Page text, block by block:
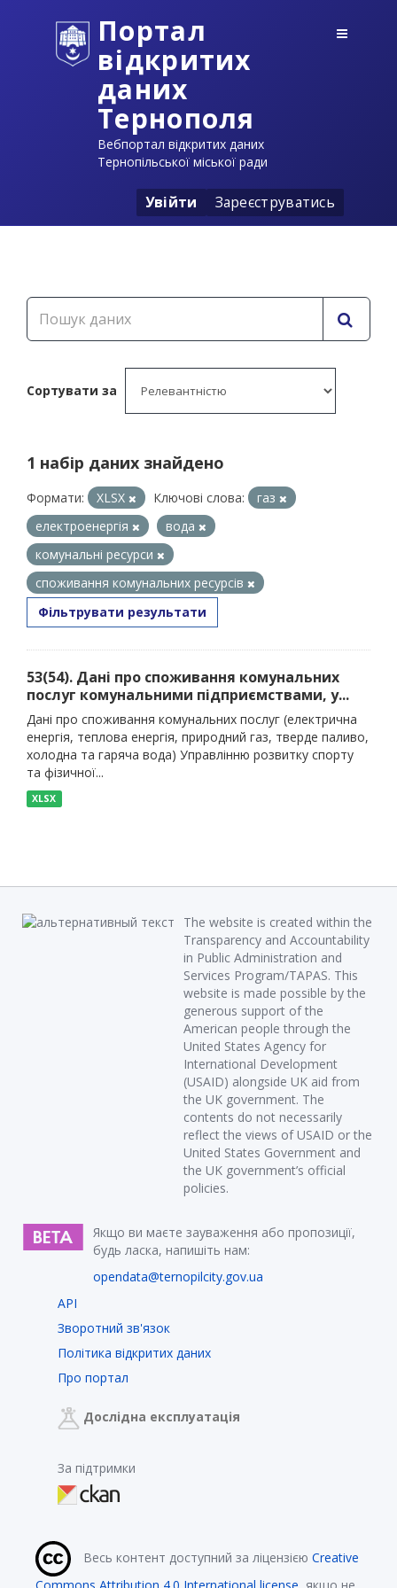
Портал
відкритих
даних
Тернополя
Вебпортал відкритих даних
Тернопільської міської ради
Увійти Зареєструватись
Сортувати за
1 набір даних знайдено
Формати: XLSX Ключові слова:
газ
електроенергія
вода
комунальні ресурси
споживання комунальних ресурсів
Фільтрувати результати
53(54). Дані про споживання комунальних
послуг комунальними підприємствами, у...
Дані про споживання комунальних послуг (електрична
енергія, теплова енергія, природний газ, тверде паливо,
холодна та гаряча вода) Управлінню розвитку спорту
та фізичної...
XLSX
The website is created within the
Transparency and Accountability
in Public Administration and
Services Program/TAPAS. This
website is made possible by the
generous support of the
American people through the
United States Agency for
International Development
(USAID) alongside UK aid from
the UK government. The
contents do not necessarily
reflect the views of USAID or the
United States Government and
the UK government’s official
policies.
Якщо ви маєте зауваження або пропозиції,
будь ласка, напишіть нам:
opendata@ternopilcity.gov.ua
API
Зворотний зв'язок
Політика відкритих даних
Про портал
Дослідна експлуатація
За підтримки
Весь контент доступний за ліцензією Creative